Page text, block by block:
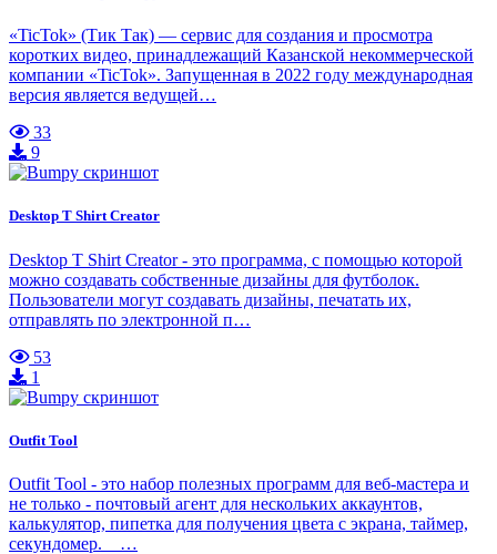
«TicTok» (Тик Так) — сервис для создания и просмотра
коротких видео, принадлежащий Казанской некоммерческой
компании «TicTok». Запущенная в 2022 году международная
версия является ведущей…
33
9
Desktop T Shirt Creator
Desktop T Shirt Creator - это программа, с помощью которой
можно создавать собственные дизайны для футболок.
Пользователи могут создавать дизайны, печатать их,
отправлять по электронной п…
53
1
Outfit Tool
Outfit Tool - это набор полезных программ для веб-мастера и
не только - почтовый агент для нескольких аккаунтов,
калькулятор, пипетка для получения цвета с экрана, таймер,
секундомер. …